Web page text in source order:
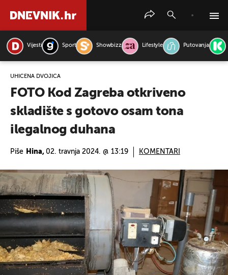
Vijesti Sport Showbizz Lifestyle Putovanja
UHIĆENA DVOJICA
FOTO Kod Zagreba otkriveno
skladište s gotovo osam tona
ilegalnog duhana
Piše Hina, 02. travnja 2024. @ 13:19 KOMENTARI
PRETRAŽITE VIJESTI